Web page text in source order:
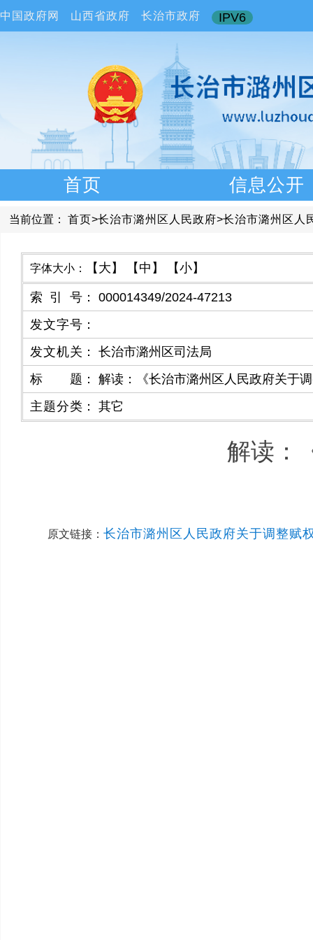
中国政府网 山西省政府 长治市政府 IPV6
首页 信息公开
当前位置： 首页>长治市潞州区人民政府>长治市潞州区人
字体大小： 【大】 【中】 【小】
索引号 ：
000014349/2024-47213
发文字号 ：
发文机关 ：
长治市潞州区司法局
标题 ：
解读：《长治市潞州区人民政府关于
主题分类 ： 其它
解读：
原文链接： 长治市潞州区人民政府关于调整赋